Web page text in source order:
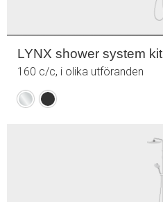
LYNX shower system kit
160 c/c, i olika utföranden
KromMattsvart